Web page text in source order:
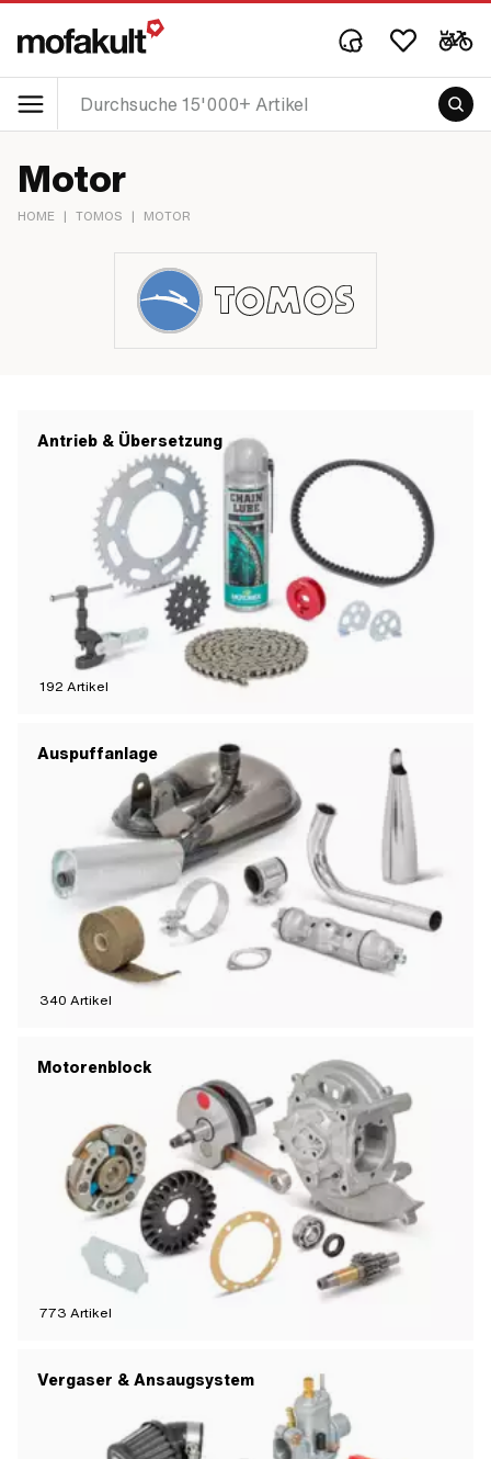
Motor
HOME | TOMOS | MOTOR
Antrieb & Übersetzung
192 Artikel
Auspuffanlage
340 Artikel
Motorenblock
773 Artikel
Vergaser & Ansaugsystem